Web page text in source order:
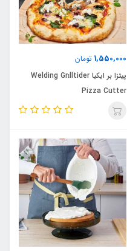
1,550,000 تومان
پیتزا بر ایکیا Welding Grılltider
Pizza Cutter